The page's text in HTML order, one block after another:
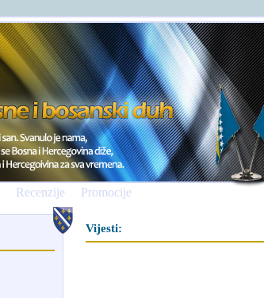
Recenzije Promocije
Vijesti: